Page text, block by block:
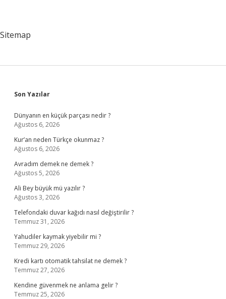
Sitemap
Sidebar
Son Yazılar
Dünyanın en küçük parçası nedir ?
Ağustos 6, 2026
Kur’an neden Türkçe okunmaz ?
Ağustos 6, 2026
Avradım demek ne demek ?
Ağustos 5, 2026
Ali Bey büyük mü yazılır ?
Ağustos 3, 2026
Telefondaki duvar kağıdı nasıl değiştirilir ?
Temmuz 31, 2026
Yahudiler kaymak yiyebilir mi ?
Temmuz 29, 2026
Kredi kartı otomatik tahsilat ne demek ?
Temmuz 27, 2026
Kendine güvenmek ne anlama gelir ?
Temmuz 25, 2026